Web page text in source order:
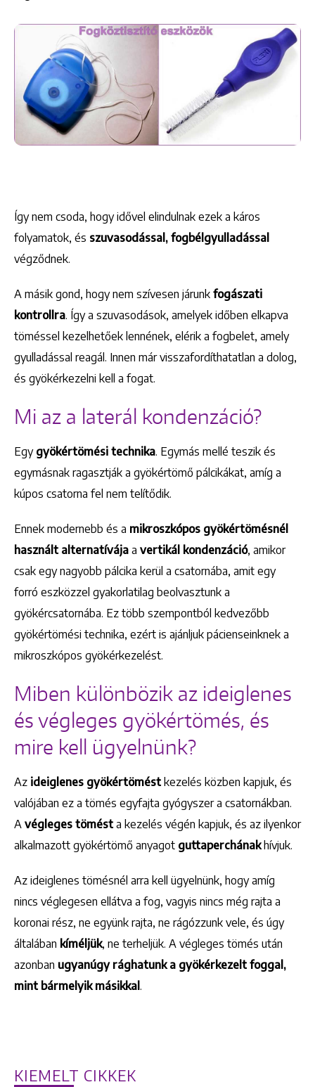
Így nem csoda, hogy idővel elindulnak ezek a káros
folyamatok, és szuvasodással, fogbélgyulladással
végződnek.
A másik gond, hogy nem szívesen járunk fogászati
kontrollra. Így a szuvasodások, amelyek időben elkapva
töméssel kezelhetőek lennének, elérik a fogbelet, amely
gyulladással reagál. Innen már visszafordíthatatlan a dolog,
és gyökérkezelni kell a fogat.
Mi az a laterál kondenzáció?
Egy gyökértömési technika. Egymás mellé teszik és
egymásnak ragasztják a gyökértömő pálcikákat, amíg a
kúpos csatorna fel nem telítődik.
Ennek modernebb és a mikroszkópos gyökértömésnél
használt alternatívája a vertikál kondenzáció, amikor
csak egy nagyobb pálcika kerül a csatornába, amit egy
forró eszközzel gyakorlatilag beolvasztunk a
gyökércsatornába. Ez több szempontból kedvezőbb
gyökértömési technika, ezért is ajánljuk pácienseinknek a
mikroszkópos gyökérkezelést.
Miben különbözik az ideiglenes
és végleges gyökértömés, és
mire kell ügyelnünk?
Az ideiglenes gyökértömést kezelés közben kapjuk, és
valójában ez a tömés egyfajta gyógyszer a csatornákban.
A végleges tömést a kezelés végén kapjuk, és az ilyenkor
alkalmazott gyökértömő anyagot guttaperchánakhívjuk.
Az ideiglenes tömésnél arra kell ügyelnünk, hogy amíg
nincs véglegesen ellátva a fog, vagyis nincs még rajta a
koronai rész, ne együnk rajta, ne rágózzunk vele, és úgy
általában kíméljük, ne terheljük. A végleges tömés után
azonban ugyanúgy rághatunk a gyökérkezelt foggal,
mint bármelyik másikkal.
KIEMELT CIKKEK